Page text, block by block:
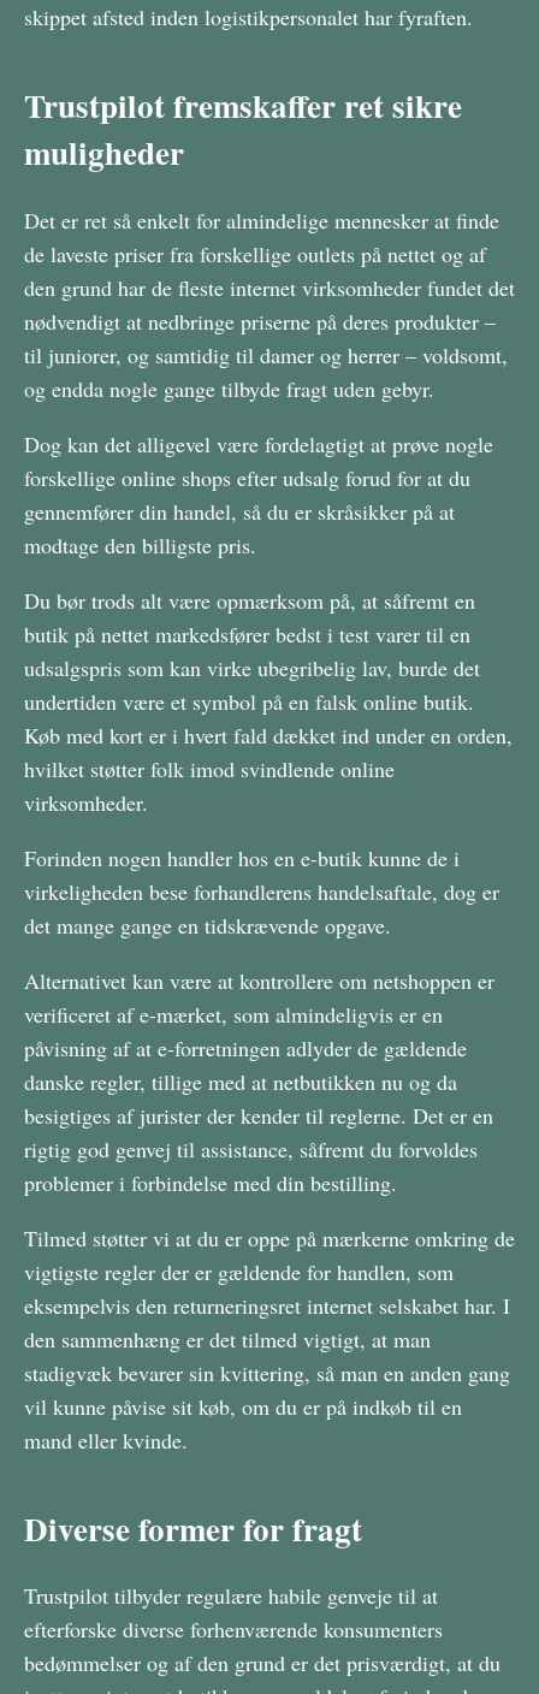
skippet afsted inden logistikpersonalet har fyraften.
Trustpilot fremskaffer ret sikre
muligheder
Det er ret så enkelt for almindelige mennesker at finde
de laveste priser fra forskellige outlets på nettet og af
den grund har de fleste internet virksomheder fundet det
nødvendigt at nedbringe priserne på deres produkter –
til juniorer, og samtidig til damer og herrer – voldsomt,
og endda nogle gange tilbyde fragt uden gebyr.
Dog kan det alligevel være fordelagtigt at prøve nogle
forskellige online shops efter udsalg forud for at du
gennemfører din handel, så du er skråsikker på at
modtage den billigste pris.
Du bør trods alt være opmærksom på, at såfremt en
butik på nettet markedsfører bedst i test varer til en
udsalgspris som kan virke ubegribelig lav, burde det
undertiden være et symbol på en falsk online butik.
Køb med kort er i hvert fald dækket ind under en orden,
hvilket støtter folk imod svindlende online
virksomheder.
Forinden nogen handler hos en e-butik kunne de i
virkeligheden bese forhandlerens handelsaftale, dog er
det mange gange en tidskrævende opgave.
Alternativet kan være at kontrollere om netshoppen er
verificeret af e-mærket, som almindeligvis er en
påvisning af at e-forretningen adlyder de gældende
danske regler, tillige med at netbutikken nu og da
besigtiges af jurister der kender til reglerne. Det er en
rigtig god genvej til assistance, såfremt du forvoldes
problemer i forbindelse med din bestilling.
Tilmed støtter vi at du er oppe på mærkerne omkring de
vigtigste regler der er gældende for handlen, som
eksempelvis den returneringsret internet selskabet har. I
den sammenhæng er det tilmed vigtigt, at man
stadigvæk bevarer sin kvittering, så man en anden gang
vil kunne påvise sit køb, om du er på indkøb til en
mand eller kvinde.
Diverse former for fragt
Trustpilot tilbyder regulære habile genveje til at
efterforske diverse forhenværende konsumenters
bedømmelser og af den grund er det prisværdigt, at du